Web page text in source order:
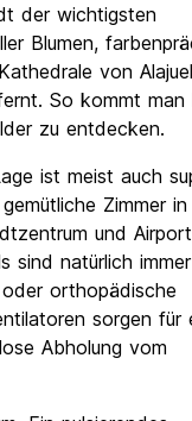
der wichtigsten
Blumen,
von
So kommt man
zu entdecken.
ist meist auch
Zimmer
und
sind natürlich
orthopädische
sorgen für
Abholung vom